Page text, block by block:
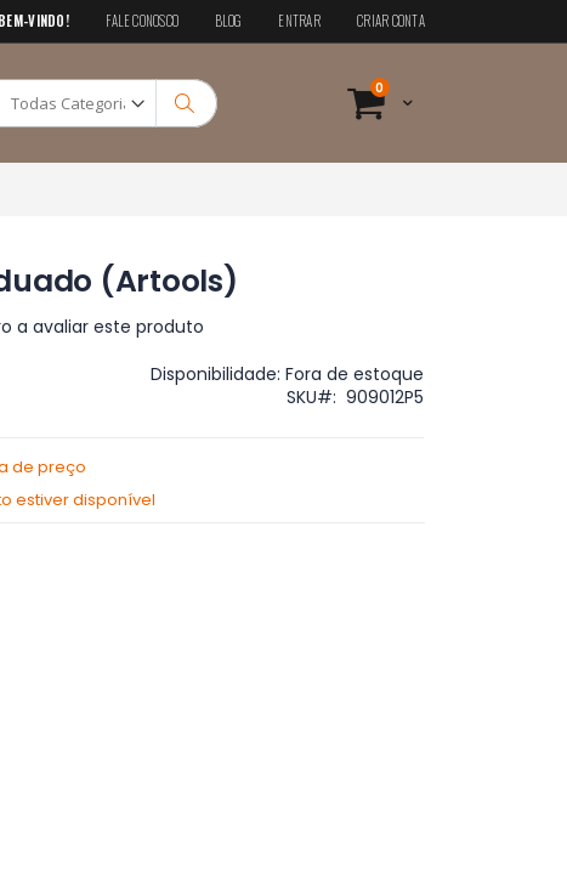
BEM-VINDO! FALE CONOSCO BLOG ENTRAR CRIAR CONTA
Cart
0 itens
Pesquisa
(Artools)
a avaliar este produto
Disponibilidade: Fora de estoque
SKU
909012P5
de preço
estiver disponível